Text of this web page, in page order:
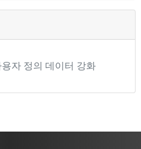
자 정의 데이터 강화